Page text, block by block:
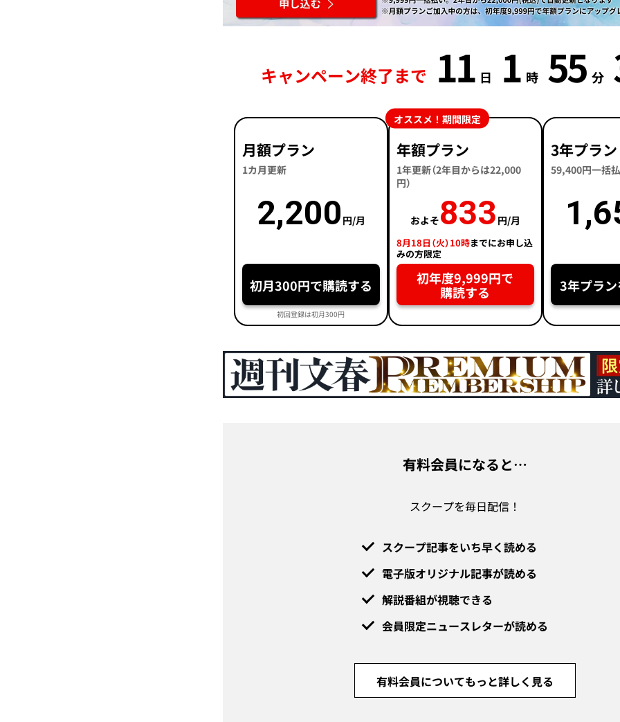
キャンペーン終了まで 11 日 1 時 55 分
月額プラン
1カ月更新
2,200 円/月
初月300円で購読する
初回登録は初月300円
年額プラン
1年更新（2年目からは22,000
円）
およそ833 円/月
8月18日（火）10時までにお申し込
みの方限定
初年度9,999円で
購読する
オススメ！期間限定
3年プラン
59,400円一括
3年プラ
有料会員になると…
スクープを毎日配信！
スクープ記事をいち早く読める
電子版オリジナル記事が読める
解説番組が視聴できる
会員限定ニュースレターが読める
有料会員についてもっと詳しく見る